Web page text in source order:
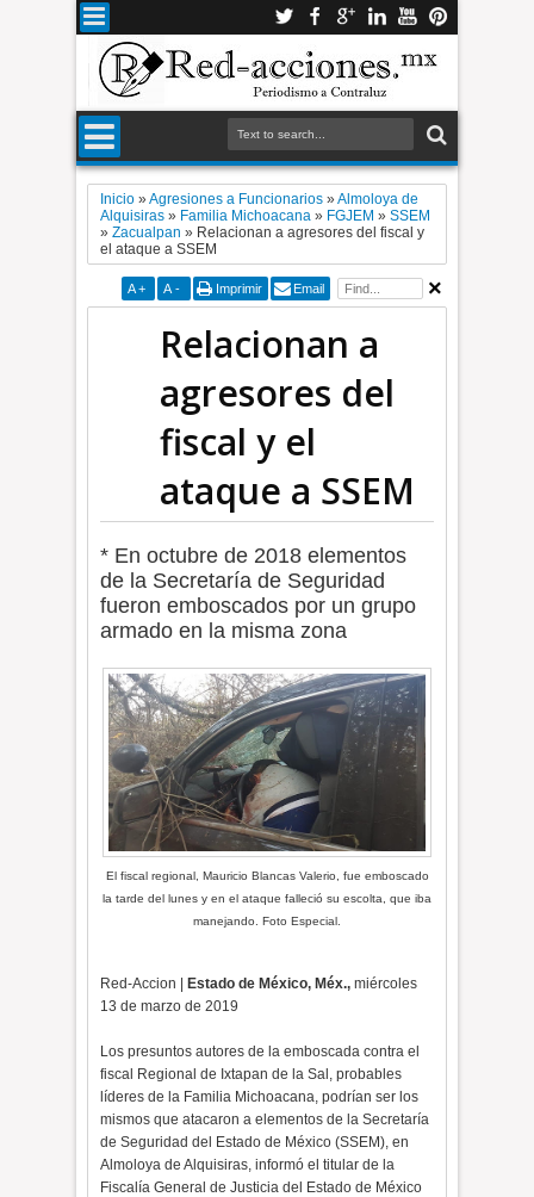
Inicio »Agresiones a Funcionarios »Almoloya de
Alquisiras » Familia Michoacana » FGJEM »SSEM
»Zacualpan » Relacionan a agresores del fiscal y
el ataque a SSEM
A + A - Imprimir Email
Relacionan a
agresores del
fiscal y el
ataque a SSEM
* En octubre de 2018 elementos
de la Secretaría de Seguridad
fueron emboscados por un grupo
armado en la misma zona
El fiscal regional, Mauricio Blancas Valerio, fue emboscado
la tarde del lunes y en el ataque falleció su escolta, que iba
manejando. Foto Especial.
Red-Accion | Estado de México, Méx., miércoles
13 de marzo de 2019
Los presuntos autores de la emboscada contra el
fiscal Regional de Ixtapan de la Sal, probables
líderes de la Familia Michoacana, podrían ser los
mismos que atacaron a elementos de la Secretaría
de Seguridad del Estado de México (SSEM), en
Almoloya de Alquisiras, informó el titular de la
Fiscalía General de Justicia del Estado de México